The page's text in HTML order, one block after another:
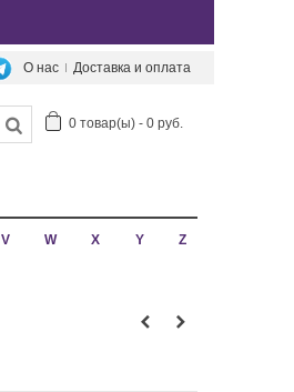
Доставка и оплата
О нас
0 товар(ы) - 0 руб.
V W X Y
Z